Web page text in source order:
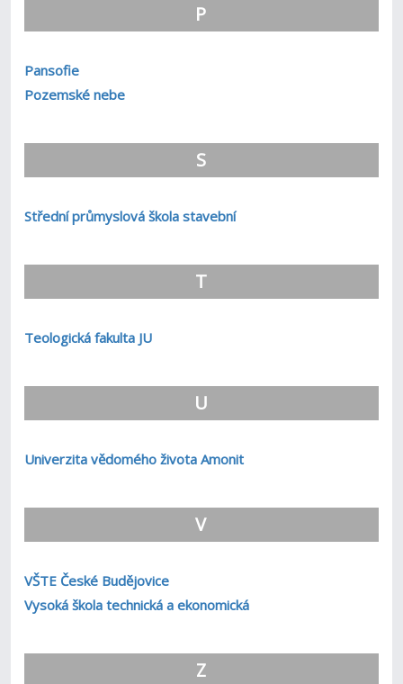
P
Pansofie
Pozemské nebe
S
Střední průmyslová škola stavební
T
Teologická fakulta JU
U
Univerzita vědomého života Amonit
V
VŠTE České Budějovice
Vysoká škola technická a ekonomická
Z